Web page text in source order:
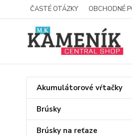
ČASTÉ OTÁZKY OBCHODNÉ
Akumulátorové vŕtačky
Brúsky
Brúsky na reťaze